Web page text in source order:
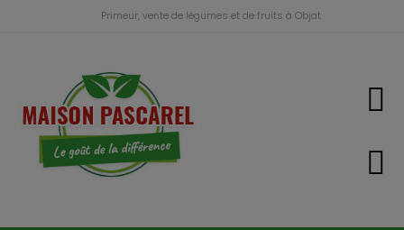
Primeur, vente de légumes et de fruits à Objat